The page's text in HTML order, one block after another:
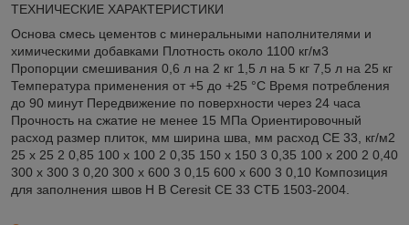
ТЕХНИЧЕСКИЕ ХАРАКТЕРИСТИКИ
Основа смесь цементов с минеральными наполнителями и
химическими добавками Плотность около 1100 кг/м3
Пропорции смешивания 0,6 л на 2 кг 1,5 л на 5 кг 7,5 л на 25 кг
Температура применения от +5 до +25 °C Время потребления
до 90 минут Передвижение по поверхности через 24 часа
Прочность на сжатие не менее 15 МПа Ориентировочный
расход размер плиток, мм ширина шва, мм расход СЕ 33, кг/м2
25 x 25 2 0,85 100 x 100 2 0,35 150 x 150 3 0,35 100 x 200 2 0,40
300 x 300 3 0,20 300 x 600 3 0,15 600 x 600 3 0,10 Композиция
для заполнения швов Н В Ceresit СЕ 33 CTБ 1503-2004.